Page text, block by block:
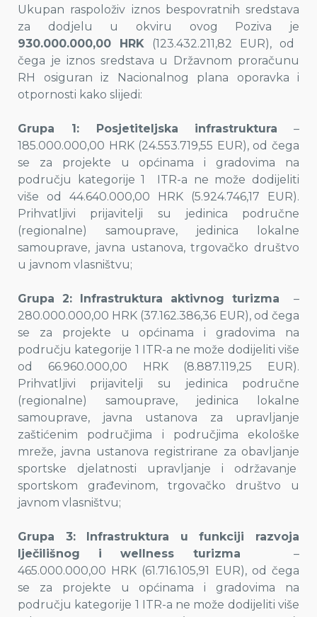
Ukupan raspoloživ iznos bespovratnih sredstava
za dodjelu u okviru ovog Poziva je
930.000.000,00 HRK (123.432.211,82 EUR), od
čega je iznos sredstava u Državnom proračunu
RH osiguran iz Nacionalnog plana oporavka i
otpornosti kako slijedi:
Grupa 1: Posjetiteljska infrastruktura –
185.000.000,00 HRK (24.553.719,55 EUR), od čega
se za projekte u općinama i gradovima na
području kategorije 1 ITR-a ne može dodijeliti
više od 44.640.000,00 HRK (5.924.746,17 EUR).
Prihvatljivi prijavitelji su jedinica područne
(regionalne) samouprave, jedinica lokalne
samouprave, javna ustanova, trgovačko društvo
u javnom vlasništvu;
Grupa 2: Infrastruktura aktivnog turizma –
280.000.000,00 HRK (37.162.386,36 EUR), od čega
se za projekte u općinama i gradovima na
području kategorije 1 ITR-a ne može dodijeliti više
od 66.960.000,00 HRK (8.887.119,25 EUR).
Prihvatljivi prijavitelji su jedinica područne
(regionalne) samouprave, jedinica lokalne
samouprave, javna ustanova za upravljanje
zaštićenim područjima i područjima ekološke
mreže, javna ustanova registrirane za obavljanje
sportske djelatnosti upravljanje i održavanje
sportskom građevinom, trgovačko društvo u
javnom vlasništvu;
Grupa 3: Infrastruktura u funkciji razvoja
lječilišnog i wellness turizma –
465.000.000,00 HRK (61.716.105,91 EUR), od čega
se za projekte u općinama i gradovima na
području kategorije 1 ITR-a ne može dodijeliti više